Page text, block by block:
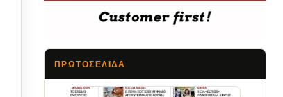
ΠΡΩΤΟΣΈΛΙΔΑ